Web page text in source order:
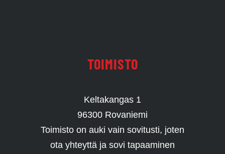
TOIMISTO
Keltakangas 1
96300 Rovaniemi
Toimisto on auki vain sovitusti, joten
ota yhteyttä ja sovi tapaaminen